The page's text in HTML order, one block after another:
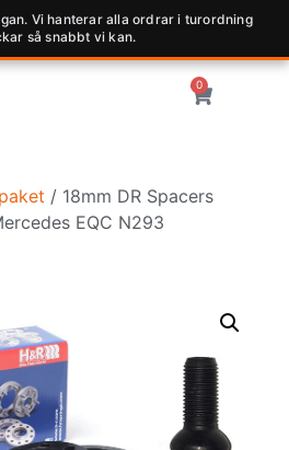
Vi hanterar alla ordrar i turordning
så snabbt vi kan.
0
/ 18mm DR Spacers
EQC N293